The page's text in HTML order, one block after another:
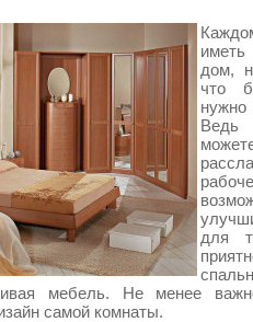
дом,
что
нужно
Ведь
для
мебель. Не менее
самой комнаты.